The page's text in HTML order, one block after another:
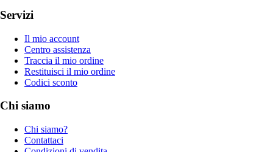
Servizi
Il mio account
Centro assistenza
Traccia il mio ordine
Restituisci il mio ordine
Codici sconto
Chi siamo
Chi siamo?
Contattaci